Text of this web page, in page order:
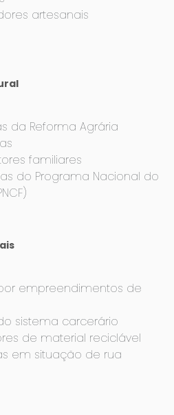
artesanais
da Reforma Agrária
familiares
do Programa Nacional do
empreendimentos de
sistema carcerário
de material reciclável
em situação de rua